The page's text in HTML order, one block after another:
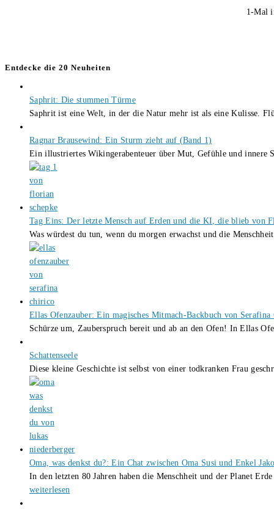
1-Mal
Entdecke die 20 Neuheiten
Saphrit: Die stummen Türme
Saphrit ist eine Welt, in der die Natur mehr ist als eine Kulisse.
Ragnar Brausewind: Ein Sturm zieht auf (Band 1)
Ein illustriertes Wikingerabenteuer über Mut, Gefühle und
Tag Eins: Der letzte Mensch auf Erden und die KI, die blieb von
Was würdest du tun, wenn du morgen erwachst und die
Ellas Ofenzauber: Ein magisches Mitmach-Backbuch von
Schürze um, Zauberspruch bereit und ab an den Ofen! In Ellas
Schattenseele
Diese kleine Geschichte ist selbst von einer todkranken Frau
Oma, was denkst du?: Ein Chat zwischen Oma Susi und Enkel
In den letzten 80 Jahren haben die Menschheit und der Planet
weiterlesen